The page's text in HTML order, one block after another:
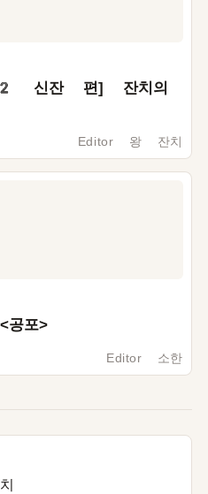
2
신잔 편] 잔치의
Editor 왕 잔치
포>
Editor 소한